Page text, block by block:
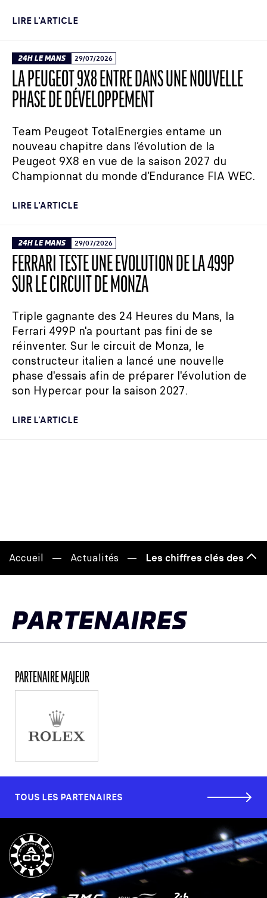
LIRE L'ARTICLE
24H LE MANS 29/07/2026
LA PEUGEOT 9X8 ENTRE DANS UNE NOUVELLE
PHASE DE DÉVELOPPEMENT
Team Peugeot TotalEnergies entame un
nouveau chapitre dans l’évolution de la
Peugeot 9X8 en vue de la saison 2027 du
Championnat du monde d’Endurance FIA WEC.
LIRE L'ARTICLE
24H LE MANS 29/07/2026
FERRARI TESTE UNE ÉVOLUTION DE LA 499P
SUR LE CIRCUIT DE MONZA
Triple gagnante des 24 Heures du Mans, la
Ferrari 499P n'a pourtant pas fini de se
réinventer. Sur le circuit de Monza, le
constructeur italien a lancé une nouvelle
phase d'essais afin de préparer l'évolution de
son Hypercar pour la saison 2027.
LIRE L'ARTICLE
Accueil Actualités Les chiffres clés des 24
de
PARTENAIRES
PARTENAIRE MAJEUR
TOUS LES PARTENAIRES